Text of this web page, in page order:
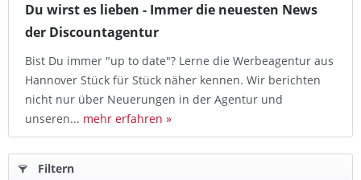
Du wirst es lieben - Immer die neuesten News
der Discountagentur
Bist Du immer "up to date"? Lerne die Werbeagentur aus
Hannover Stück für Stück näher kennen. Wir berichten
nicht nur über Neuerungen in der Agentur und
unseren... mehr erfahren »
Filtern